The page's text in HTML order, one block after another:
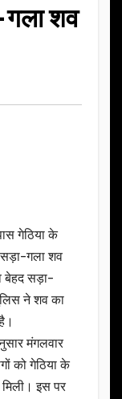
गला शव
गेठिया के
सड़ा-गला शव
बेहद सड़ा-
ने शव का
मंगलवार
को गेठिया के
इस पर